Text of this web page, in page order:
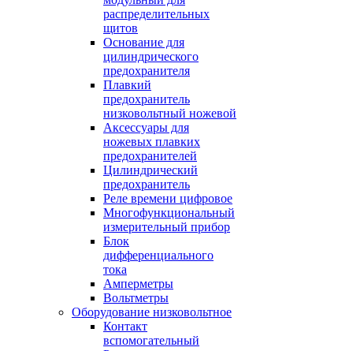
распределительных
щитов
Основание для
цилиндрического
предохранителя
Плавкий
предохранитель
низковольтный ножевой
Аксессуары для
ножевых плавких
предохранителей
Цилиндрический
предохранитель
Реле времени цифровое
Многофункциональный
измерительный прибор
Блок
дифференциального
тока
Амперметры
Вольтметры
Оборудование низковольтное
Контакт
вспомогательный